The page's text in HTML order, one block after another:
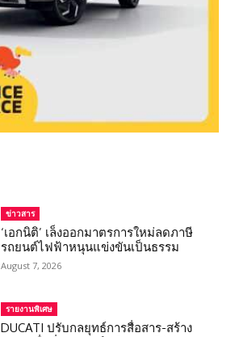
ข่าวสาร
‘เอกนิติ’ เล็งออกมาตรการใหม่ลดภาษี
รถยนต์ไฟฟ้าหนุนแข่งขันเป็นธรรม
August 7, 2026
รายงานพิเศษ
DUCATI ปรับกลยุทธ์การสื่อสาร-สร้าง